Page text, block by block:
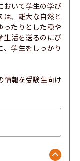
おいて学生の学び
、雄大な自然と
ったりとした穏や
生活を送るのにぴ
学生をしっかり
情報を受験生向け